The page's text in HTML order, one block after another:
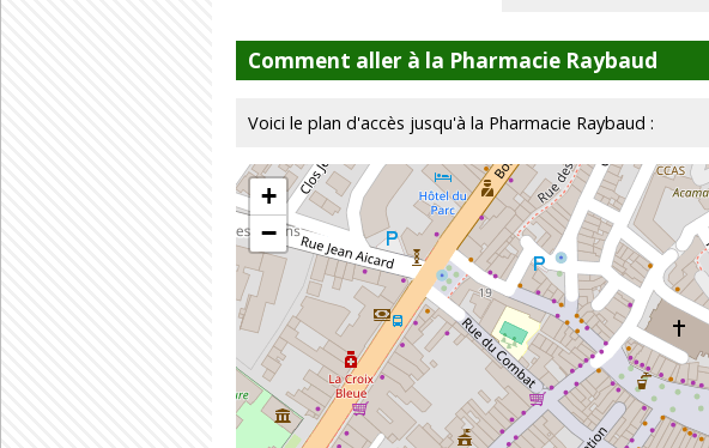
Comment aller à la Pharmacie Raybaud
Voici le plan d'accès jusqu'à la Pharmacie Raybaud :
+
−